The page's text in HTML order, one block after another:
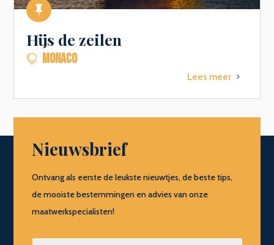

Hijs de zeilen
 MONACO
Lees meer 5
Nieuwsbrief
Ontvang als eerste de leukste nieuwtjes, de beste tips,
de mooiste bestemmingen en advies van onze
maatwerkspecialisten!